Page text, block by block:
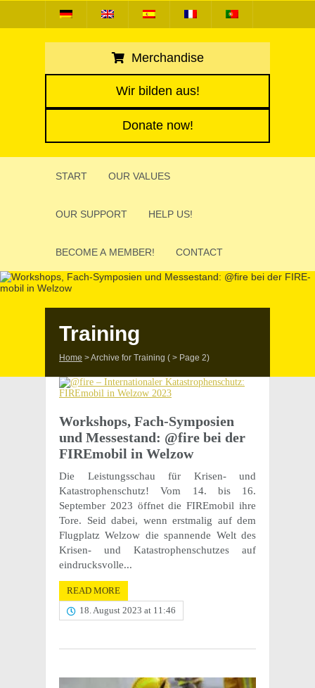
Merchandise
Wir bilden aus!
Donate now!
START OUR VALUES
OUR SUPPORT HELP US!
BECOME A MEMBER! CONTACT
Training
Home >Archive for Training ( > Page 2)
Work­shops, Fach-Symposien
und Mess­e­s­tand: @fire bei der
FIRE­mo­bil in Welzow
Die Leis­tungss­chau für Krisen- und
Katastrophenschutz! Vom 14. bis 16.
Septem­ber 2023 öffnet die FIRE­mo­bil ihre
Tore. Seid dabei, wenn erst­ma­lig auf dem
Flug­platz Welzow die span­nende Welt des
Krisen- und Katas­tro­phen­schutzes auf
eindrucksvolle...
READ MORE
18. August 2023 at 11:46